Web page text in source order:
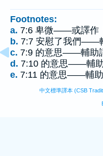
Footnotes:
a. 7:6 卑微——或譯作
b. 7:7 安慰了我們——
c. 7:9 的意思——輔助
d. 7:10 的意思——輔助
e. 7:11 的意思——輔助
中文標準譯本 (CSB